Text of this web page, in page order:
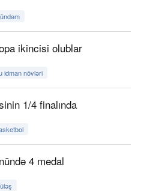
ikincisi olublar
idman növləri
1/4 finalında
4 medal